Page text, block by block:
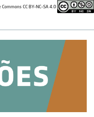
CC BY-NC-SA 4.0